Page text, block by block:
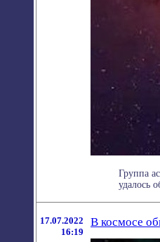
Группа
удалось
17.07.2022
16:19
В космосе